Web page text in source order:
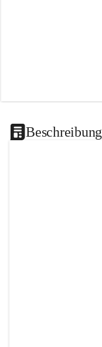
Beschreibung